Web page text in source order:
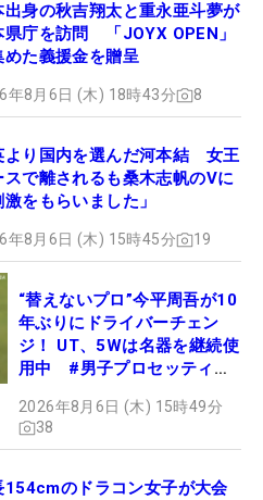
出身の秋吉翔太と重永亜斗夢が
県庁を訪問 「JOYX OPEN」
めた義援金を贈呈
年8月6日 (木) 18時43分 8
より国内を選んだ河本結 女王
スで離されるも桑木志帆のVに
激をもらいました」
年8月6日 (木) 15時45分 19
“替えないプロ”今平周吾が10
年ぶりにドライバーチェン
ジ！ UT、5Wは名器を継続使
用中 #男子プロセッティン
2026年8月6日 (木) 15時49分
38
154cmのドラコン女子が大会